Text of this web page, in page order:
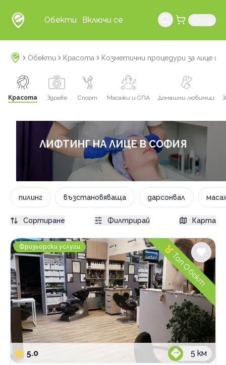
Обекти Включи се
Обекти Красота Козметични процедури за лице и
Красота Здраве Спорт Масажи и СПА Домашни любимци
ЛИФТИНГ НА ЛИЦЕ В СОФИЯ
пилинг възстановяваща дарсонвал
Kikimora Beauty Studio
Фризьорски услуги
5.0 5 км
Топ Обект
Сортиране Филтрирай Карта
София
Mладост 1А
Витоша
Връбница
Дървеница
Зона Б-19
Красно село
Лозенец
Люлин 3
Люлин 6